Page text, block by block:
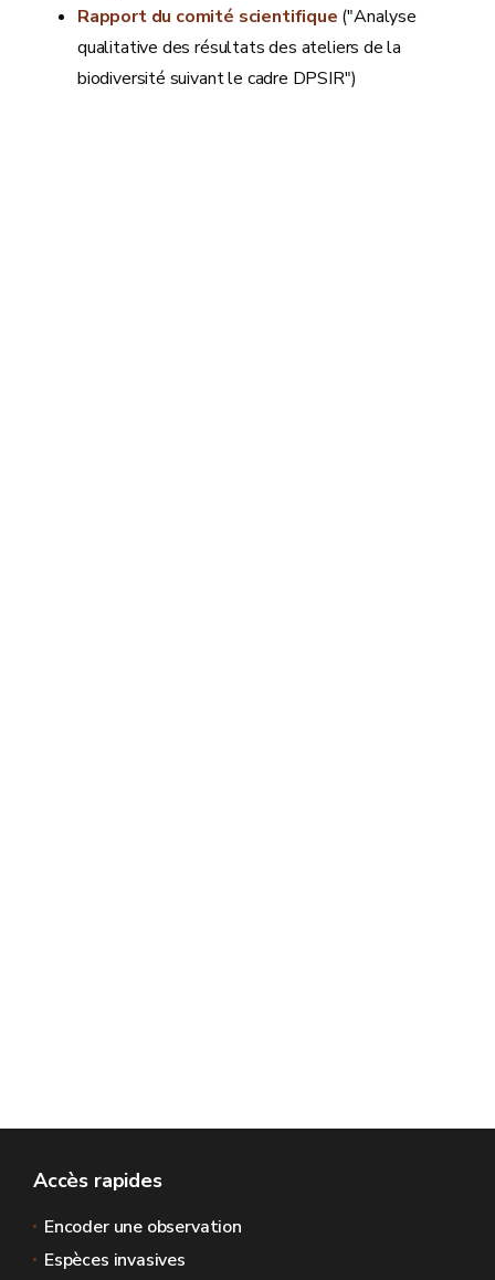
Rapport du comité scientifique ("Analyse
qualitative des résultats des ateliers de la
biodiversité suivant le cadre DPSIR")
Accès rapides
Encoder une observation
Espèces invasives